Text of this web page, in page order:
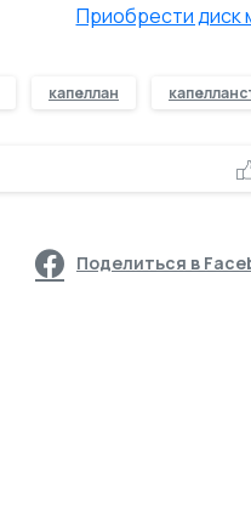
Приобрести диск
капеллан
Поделиться в